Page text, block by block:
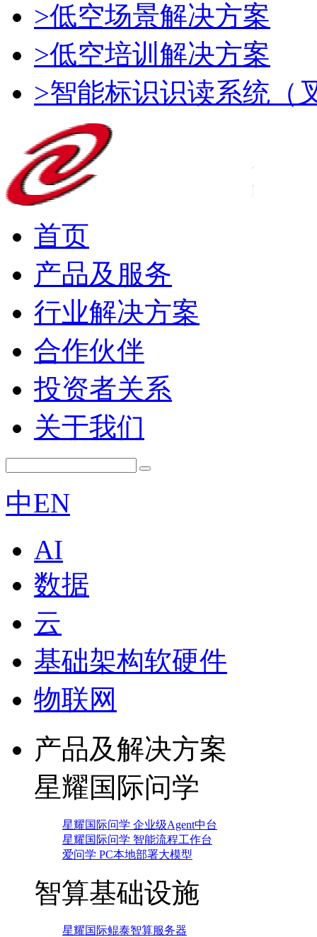
>低空场景解决方案
>低空培训解决方案
>智能标识识读系统（
首页
产品及服务
行业解决方案
合作伙伴
投资者关系
关于我们
中EN
AI
数据
云
基础架构软硬件
物联网
产品及解决方案
星耀国际问学
星耀国际问学 企业级Agent中台
星耀国际问学 智能流程工作台
爱问学 PC本地部署大模型
智算基础设施
星耀国际鲲泰智算服务器